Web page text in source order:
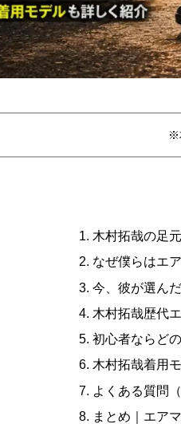
※
木村拓哉の足
なぜ僕らはエ
今、彼が選ん
木村拓哉歴代
初心者ならど
木村拓哉着用
よくある質問（
まとめ｜エア